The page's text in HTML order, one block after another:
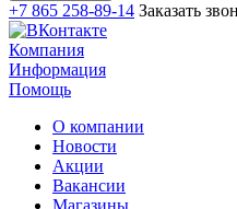
+7 865 258-89-14 Заказать
Компания
Информация
Помощь
О компании
Новости
Акции
Вакансии